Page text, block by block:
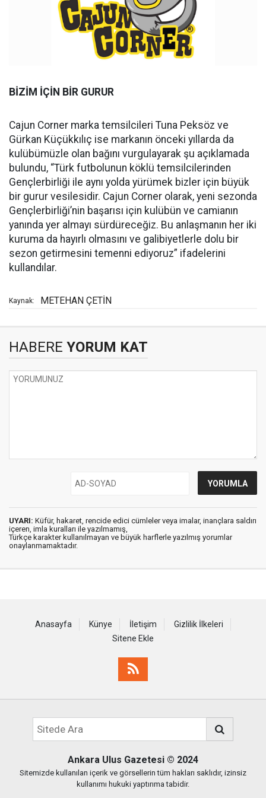
BİZİM İÇİN BİR GURUR
Cajun Corner marka temsilcileri Tuna Peksöz ve
Gürkan Küçükkılıç ise markanın önceki yıllarda da
kulübümüzle olan bağını vurgulayarak şu açıklamada
bulundu, “Türk futbolunun köklü temsilcilerinden
Gençlerbirliği ile aynı yolda yürümek bizler için büyük
bir gurur vesilesidir. Cajun Corner olarak, yeni sezonda
Gençlerbirliği’nin başarısı için kulübün ve camianın
yanında yer almayı sürdüreceğiz. Bu anlaşmanın her iki
kuruma da hayırlı olmasını ve galibiyetlerle dolu bir
sezon getirmesini temenni ediyoruz” ifadelerini
kullandılar.
Kaynak: METEHAN ÇETİN
HABERE YORUM KAT
UYARI: Küfür, hakaret, rencide edici cümleler veya imalar, inançlara saldırı
içeren, imla kuralları ile yazılmamış,
Türkçe karakter kullanılmayan ve büyük harflerle yazılmış yorumlar
onaylanmamaktadır.
Anasayfa Künye İletişim
Gizlilik İlkeleri
Sitene Ekle
Ankara Ulus Gazetesi © 2024
Sitemizde kullanılan içerik ve görsellerin tüm hakları saklıdır, izinsiz
kullanımı hukuki yaptırıma tabidir.